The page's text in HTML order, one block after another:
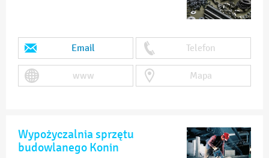
Email Telefon
www Mapa
Wypożyczalnia sprzętu
budowlanego Konin